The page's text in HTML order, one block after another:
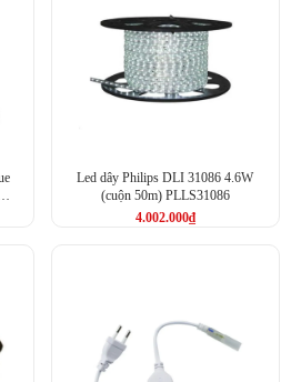
Led dây Philips DLI 31086 4.6W
(cuộn 50m) PLLS31086
4.002.000₫